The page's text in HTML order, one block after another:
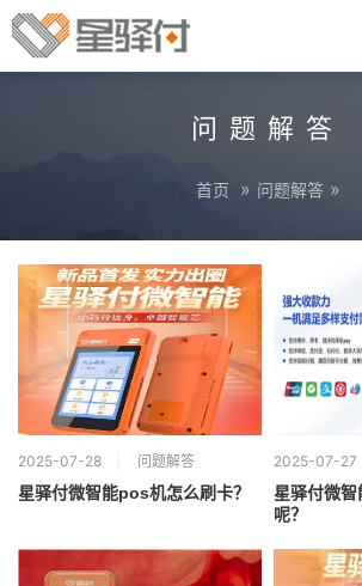
问题解答
首页 » 问题解答»
2025-07-28 问题解答
星驿付微智能pos机怎么刷卡？
2025-07-27
星驿付微
呢？